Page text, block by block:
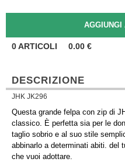
0ARTICOLI 0.00 €
DESCRIZIONE
JHK JK296
Questa grande felpa con zip di
classico. È perfetta sia per le
taglio sobrio e al suo stile
abbinarlo a determinati abiti. del
che vuoi adottare.